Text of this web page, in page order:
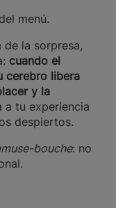
menú.
la sorpresa,
cuando el
cerebro libera
y la
a tu experiencia
despiertos.
bouche: no